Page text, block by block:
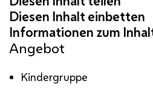
Angebot
Kindergruppe